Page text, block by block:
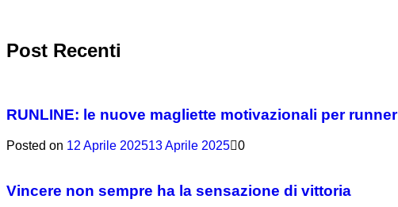
Post Recenti
RUNLINE: le nuove magliette motivazionali per runner
Posted on 12 Aprile 202513 Aprile 2025 0
Vincere non sempre ha la sensazione di vittoria